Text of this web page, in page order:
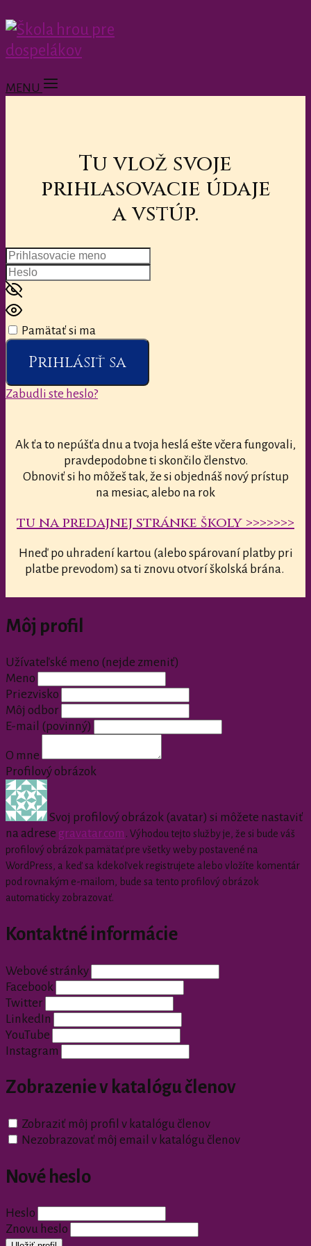
MENU
Tu vlož svoje
prihlasovacie údaje
a vstúp.
Pamätať si ma
Prihlásiť sa
Zabudli ste heslo?
Ak ťa to nepúšťa dnu a tvoja heslá ešte včera fungovali,
pravdepodobne ti skončilo členstvo.
Obnoviť si ho môžeš tak, že si objednáš nový prístup
na mesiac, alebo na rok
tu na predajnej stránke školy >>>>>>>
Hneď po uhradení kartou (alebo spárovaní platby pri
platbe prevodom) sa ti znovu otvorí školská brána.
Môj profil
Užívateľské meno (nejde zmeniť)
Meno
Priezvisko
Môj odbor
E-mail
(povinný)
O mne
Profilový obrázok
Svoj profilový obrázok (avatar) si môžete nastaviť
na adrese gravatar.com . Výhodou tejto služby je, že si bude váš
profilový obrázok pamätať pre všetky weby postavené na
WordPress, a keď sa kdekoľvek registrujete alebo vložíte komentár
pod rovnakým e-mailom, bude sa tento profilový obrázok
automaticky zobrazovať.
Kontaktné informácie
Webové stránky
Facebook
Twitter
LinkedIn
YouTube
Instagram
Zobrazenie v katalógu členov
Zobraziť môj profil v katalógu členov
Nezobrazovať môj email v katalógu členov
Nové heslo
Heslo
Znovu heslo